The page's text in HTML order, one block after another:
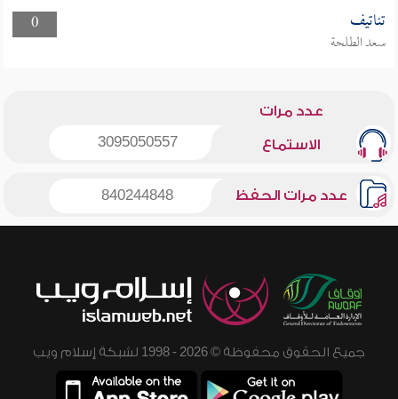
0
تناتيف
سعد الطلحة
عدد مرات
الاستماع 3095050557
عدد مرات الحفظ 840244848
جميع الحقوق محفوظة © 2026 - 1998 لشبكة إسلام ويب